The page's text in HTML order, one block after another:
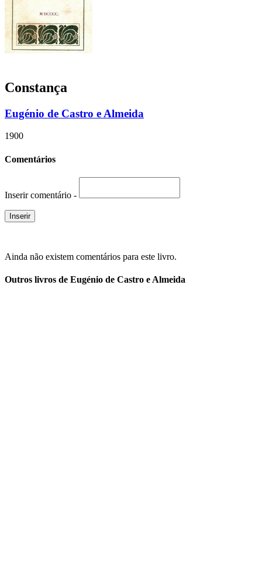
Constança
Eugénio de Castro e Almeida
1900
Comentários
Inserir comentário -
Ainda não existem comentários para este livro.
Outros livros de Eugénio de Castro e Almeida